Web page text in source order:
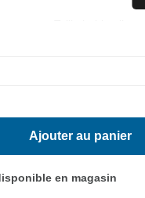
lacets cuir
(semelle) : Semelle
: Cuir pleine fleur
Ajouter au panier
en magasin